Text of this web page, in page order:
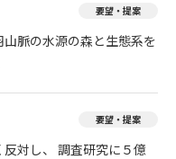
要望・提案
山脈の水源の森と生態系を
要望・提案
対し、 調査研究に５億